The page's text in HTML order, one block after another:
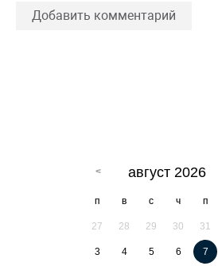
Добавить комментарий
август 2026
п в с ч п
27 28 29 30 31
3 4 5 6 7